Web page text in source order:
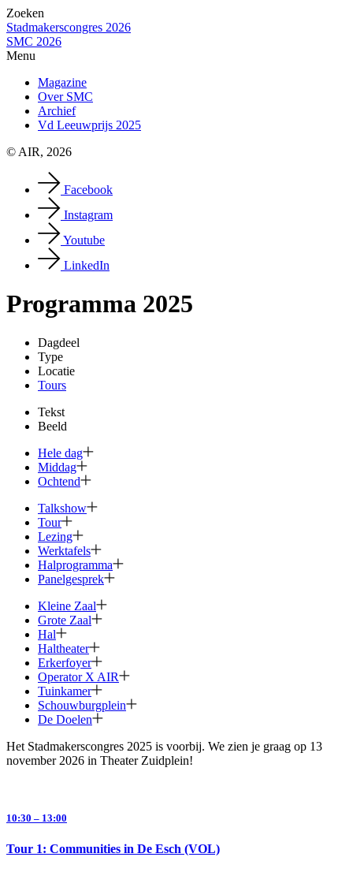
Zoeken
Stadmakerscongres 2026
SMC 2026
Menu
Magazine
Over SMC
Archief
Vd Leeuwprijs 2025
© AIR, 2026
Facebook
Instagram
Youtube
LinkedIn
Programma 2025
Dagdeel
Type
Locatie
Tours
Tekst
Beeld
Hele dag
Middag
Ochtend
Talkshow
Tour
Lezing
Werktafels
Halprogramma
Panelgesprek
Kleine Zaal
Grote Zaal
Hal
Haltheater
Erkerfoyer
Operator X AIR
Tuinkamer
Schouwburg­plein
De Doelen
Het Stadmakerscongres 2025 is voorbij. We zien je graag op 13
november 2026 in Theater Zuidplein!
10:30 – 13:00
Tour 1: Communities in De Esch (VOL)